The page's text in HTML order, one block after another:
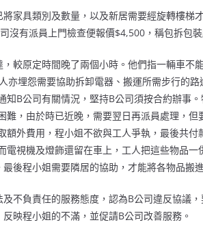
家具類別及數量，以及新居需要經旋轉樓梯
沒有派員上門檢查便報價$4,500，稱包拆包
較原定時間晚了兩個小時。他們指一輛車不
亦埋怨需要協助拆卸電器、搬運所需步行的
B公司有關情況，堅持B公司須按合約辦事
難，由於時已近晚，需要翌日再派員處理，但
額外費用，程小姐不欲與工人爭執，最後共
電視機及燈飾還留在車上，工人把這些物品一
後程小姐需要隣居的協助，才能將各物品搬
不負責任的服務態度，認為B公司違反協議
映程小姐的不滿，並促請B公司改善服務。